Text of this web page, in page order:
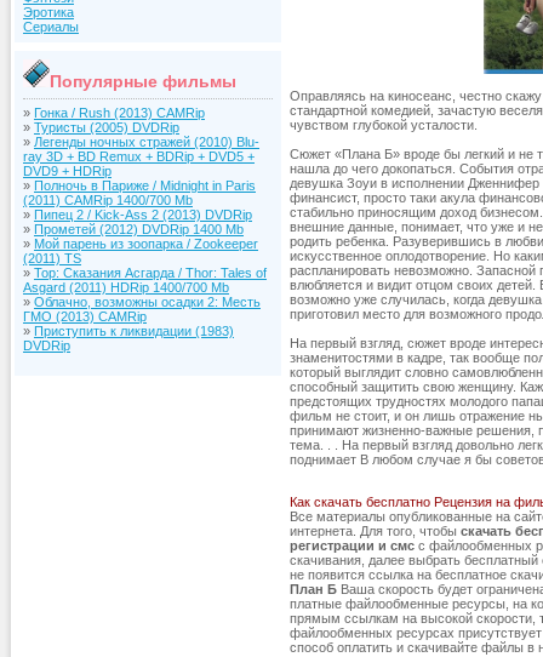
Эротика
Сериалы
Популярные фильмы
» Гонка / Rush (2013) CAMRip
» Туристы (2005) DVDRip
» Легенды ночных стражей (2010) Blu-
ray 3D + BD Remux + BDRip + DVD5 +
DVD9 + HDRip
» Полночь в Париже / Midnight in Paris
(2011) CAMRip 1400/700 Mb
» Пипец 2 / Kick-Ass 2 (2013) DVDRip
» Прометей (2012) DVDRip 1400 Mb
» Мой парень из зоопарка / Zookeeper
(2011) TS
» Тор: Сказания Асгарда / Thor: Tales of
Asgard (2011) HDRip 1400/700 Mb
» Облачно, возможны осадки 2: Месть
ГМО (2013) CAMRip
» Приступить к ликвидации (1983)
DVDRip
Оправляясь на киносеанс, честно
стандартной комедией, зачастую
чувством глубокой усталости.
Сюжет «Плана Б» вроде бы легкий и не
нашла до чего докопаться. События
девушка Зоуи в исполнении
финансист, просто таки акула
стабильно приносящим доход
внешние данные, понимает, что уже и не
родить ребенка. Разуверившись в
искусственное оплодотворение. Но
распланировать невозможно. Запасной
влюбляется и видит отцом своих
возможно уже случилась, когда
приготовил место для возможного
На первый взгляд, сюжет вроде
знаменитостями в кадре, так вообще
который выглядит словно
способный защитить свою женщину.
предстоящих трудностях молодого
фильм не стоит, и он лишь отражение
принимают жизненно-важные решения,
тема. . . На первый взгляд довольно
поднимает В любом случае я бы
Как скачать бесплатно Рецензия на
Все материалы опубликованные на
интернета. Для того, чтобы скачать
регистрации и смс с файлообменных
скачивания, далее выбрать бесплатный
не появится ссылка на бесплатное
План Б Ваша скорость будет
платные файлообменные ресурсы, на
прямым ссылкам на высокой скорости,
файлообменных ресурсах
способ оплатить и скачивайте файлы в